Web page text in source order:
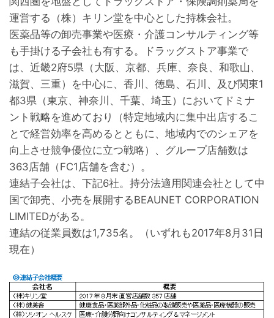
運営する（株）キリン堂を中心とした持株会社。
医薬品等の卸売事業や医療・介護コンサルティング等
も手掛ける子会社も有する。ドラッグストア事業で
は、近畿2府5県（大阪、京都、兵庫、奈良、和歌山、
滋賀、三重）を中心に、香川、徳島、石川、及び関東1
都3県（東京、神奈川、千葉、埼玉）においてドミナ
ント戦略を進めており（特定地域内に集中出店するこ
とで経営効率を高めるとともに、地域内でのシェアを
向上させ競争優位に立つ戦略）、グループ店舗数は
363店舗（FC1店舗を含む）。
連結子会社は、下記6社。持分法適用関連会社として中
国で卸売、小売を展開するBEAUNET CORPORATION
LIMITEDがある。
連結の従業員数は1,735名。（いずれも2017年8月31日
現在）